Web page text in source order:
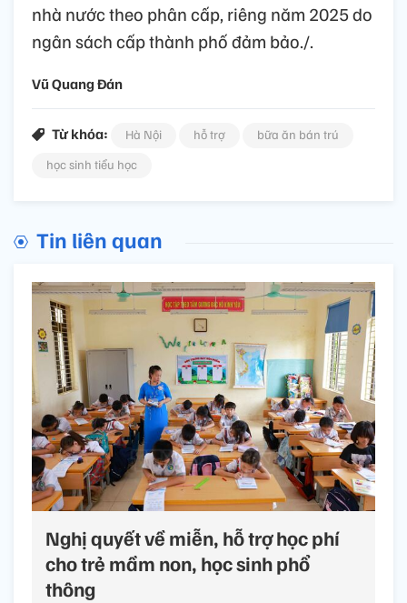
nhà nước theo phân cấp, riêng năm 2025 do
ngân sách cấp thành phố đảm bảo./.
Vũ Quang Đán
Từ khóa: Hà Nội hỗ trợ
bữa ăn bán trú
học sinh tiểu học
Tin liên quan
Nghị quyết về miễn, hỗ trợ học phí
cho trẻ mầm non, học sinh phổ
thông